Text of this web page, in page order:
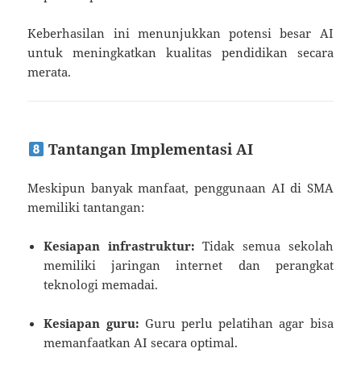
Keberhasilan ini menunjukkan potensi besar AI
untuk meningkatkan kualitas pendidikan secara
merata.
Tantangan Implementasi AI
Meskipun banyak manfaat, penggunaan AI di SMA
memiliki tantangan:
Kesiapan infrastruktur: Tidak semua sekolah
memiliki jaringan internet dan perangkat
teknologi memadai.
Kesiapan guru: Guru perlu pelatihan agar bisa
memanfaatkan AI secara optimal.